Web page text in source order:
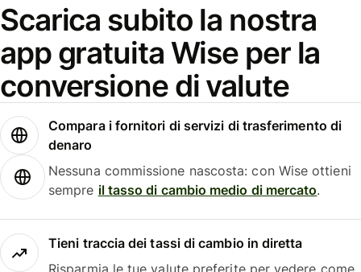
Scarica subito la nostra
app gratuita Wise per la
conversione di valute
Compara i fornitori di servizi di trasferimento di
denaro
Nessuna commissione nascosta: con Wise ottieni
sempre il tasso di cambio medio di mercato.
Tieni traccia dei tassi di cambio in diretta
Risparmia le tue valute preferite per vedere come